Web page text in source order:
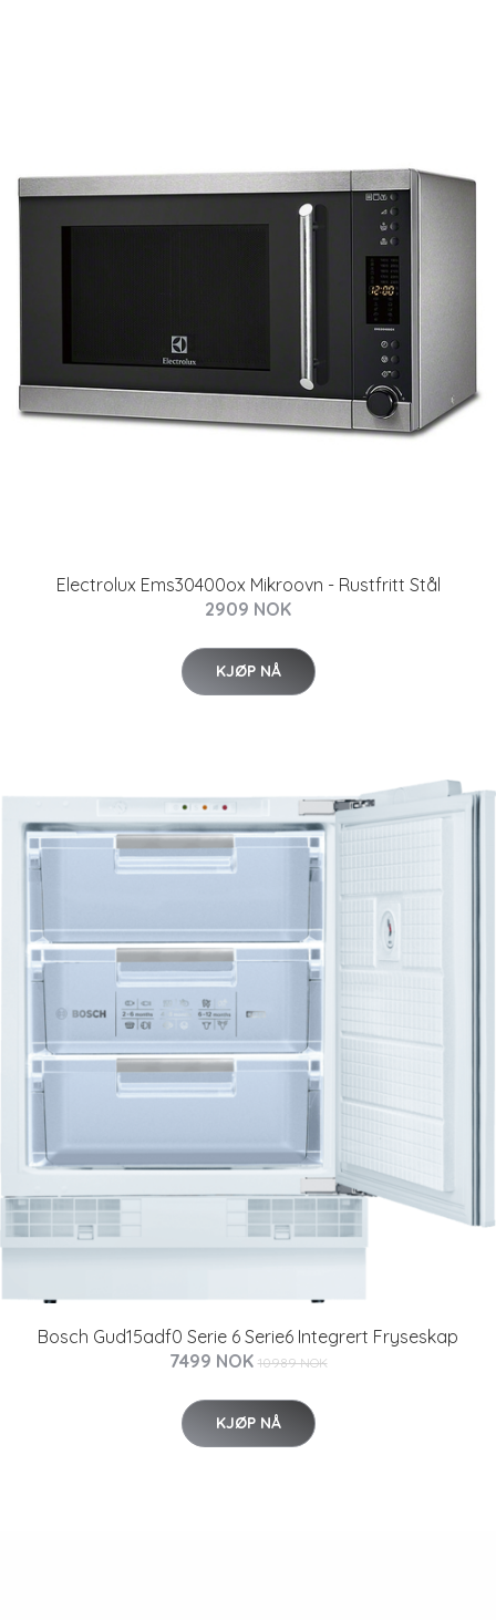
Electrolux Ems30400ox Mikroovn - Rustfritt Stål
2909 NOK
KJØP NÅ
Bosch Gud15adf0 Serie 6 Serie6 Integrert Fryseskap
7499 NOK 10989 NOK
KJØP NÅ